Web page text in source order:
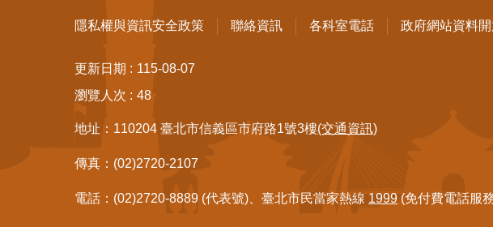
隱私權與資訊安全政策 聯絡資訊 各科室電話 政府網站資料
更新日期
115-08-07
瀏覽人次
48
地址：110204 臺北市信義區市府路1號3樓(交通資訊)
傳真：(02)2720-2107
電話：(02)2720-8889 (代表號)、臺北市民當家熱線 1999 (免付費電話服